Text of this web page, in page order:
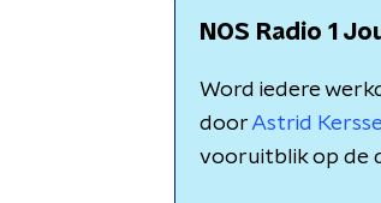
NOS Radio 1
Word iedere
doorAstrid
vooruitblik op de